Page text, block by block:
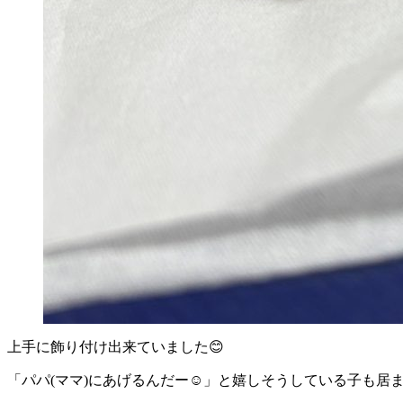
上手に飾り付け出来ていました😊
「パパ(ママ)にあげるんだー☺️」と嬉しそうしている子も居